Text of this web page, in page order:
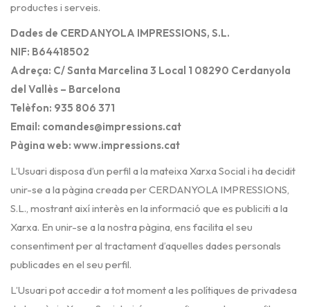
productes i serveis.
Dades de CERDANYOLA IMPRESSIONS, S.L.
NIF: B64418502
Adreça: C/ Santa Marcelina 3 Local 1 08290 Cerdanyola
del Vallès – Barcelona
Telèfon: 935 806 371
Email: comandes@impressions.cat
Pàgina web: www.impressions.cat
L’Usuari disposa d’un perfil a la mateixa Xarxa Social i ha decidit
unir-se a la pàgina creada per CERDANYOLA IMPRESSIONS,
S.L., mostrant així interès en la informació que es publiciti a la
Xarxa. En unir-se a la nostra pàgina, ens facilita el seu
consentiment per al tractament d’aquelles dades personals
publicades en el seu perfil.
L’Usuari pot accedir a tot moment a les polítiques de privadesa